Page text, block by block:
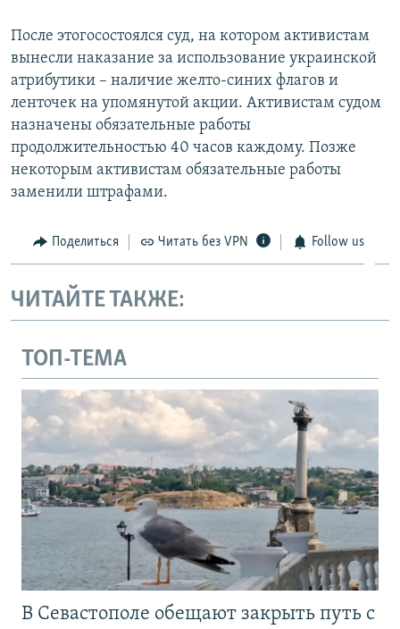
После этогосостоялся суд, на котором активистам
вынесли наказание за использование украинской
атрибутики – наличие желто-синих флагов и
ленточек на упомянутой акции. Активистам судом
назначены обязательные работы
продолжительностью 40 часов каждому. Позже
некоторым активистам обязательные работы
заменили штрафами.
Поделиться Читать без VPN Follow us
ЧИТАЙТЕ ТАКЖЕ:
ТОП-ТЕМА
В Севастополе обещают закрыть путь с